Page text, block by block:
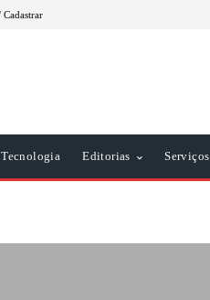
Tecnologia Editorias Serviços